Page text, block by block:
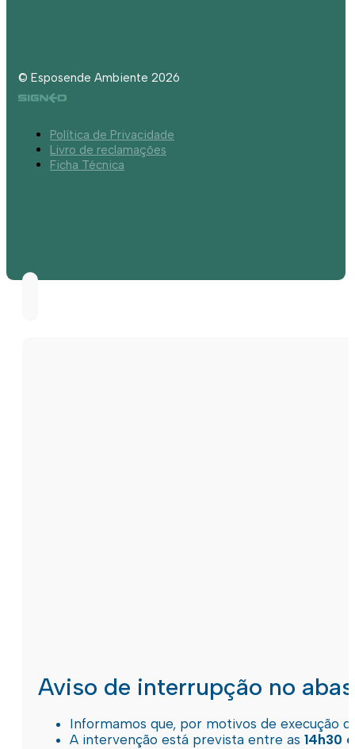
© Esposende Ambiente 2026
Política de Privacidade
Livro de reclamações
Ficha Técnica
Aviso de interrupção no
Informamos que, por motivos de execução
A intervenção está prevista entre as 14h30